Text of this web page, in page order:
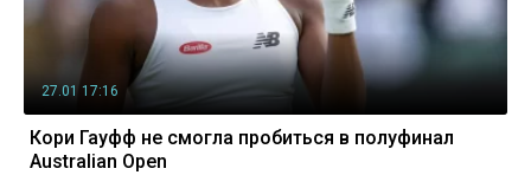
27.01 17:16
Кори Гауфф не смогла пробиться в полуфинал
Australian Open